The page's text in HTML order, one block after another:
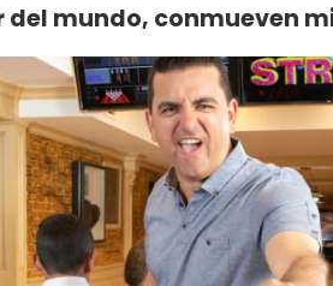
mundo, conmueven